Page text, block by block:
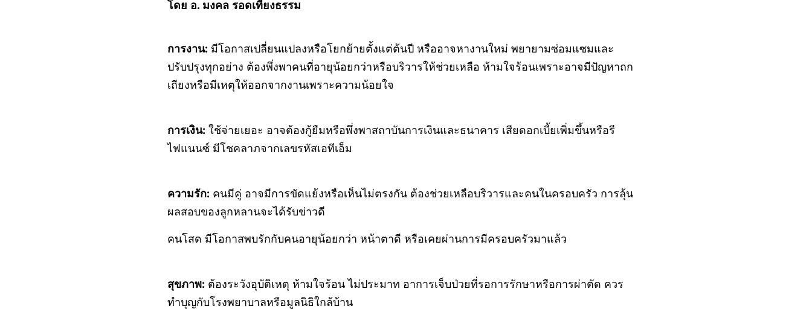
โดย อ. มงคล รอดเที่ยงธรรม
การงาน: มีโอกาสเปลี่ยนแปลงหรือโยกย้ายตั้งแต่ต้นปี หรืออาจหางานใหม่ พยายามซ่อมแซมและ
ปรับปรุงทุกอย่าง ต้องพึ่งพาคนที่อายุน้อยกว่าหรือบริวารให้ช่วยเหลือ ห้ามใจร้อนเพราะอาจมีปัญหาถก
เถียงหรือมีเหตุให้ออกจากงานเพราะความน้อยใจ
การเงิน: ใช้จ่ายเยอะ อาจต้องกู้ยืมหรือพึ่งพาสถาบันการเงินและธนาคาร เสียดอกเบี้ยเพิ่มขึ้นหรือรี
ไฟแนนซ์ มีโชคลาภจากเลขรหัสเอทีเอ็ม
ความรัก: คนมีคู่ อาจมีการขัดแย้งหรือเห็นไม่ตรงกัน ต้องช่วยเหลือบริวารและคนในครอบครัว การลุ้น
ผลสอบของลูกหลานจะได้รับข่าวดี
คนโสด มีโอกาสพบรักกับคนอายุน้อยกว่า หน้าตาดี หรือเคยผ่านการมีครอบครัวมาแล้ว
สุขภาพ: ต้องระวังอุบัติเหตุ ห้ามใจร้อน ไม่ประมาท อาการเจ็บป่วยที่รอการรักษาหรือการผ่าตัด ควร
ทำบุญกับโรงพยาบาลหรือมูลนิธิใกล้บ้าน